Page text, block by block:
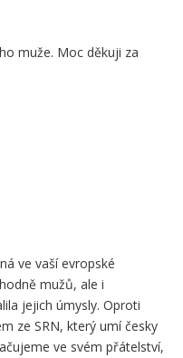
muže. Moc děkuji za
ve vaší evropské
mužů, ale i
jejich úmysly. Oproti
ze SRN, který umí česky
ve svém přátelství,